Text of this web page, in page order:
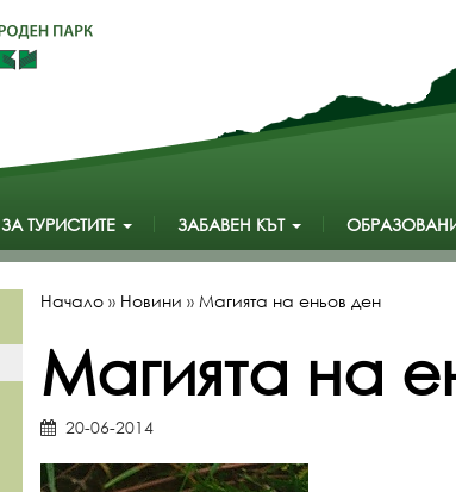
ЗА ТУРИСТИТЕ ЗАБАВЕН КЪТ
Начало» Новини » Магията на еньов ден
Магията на
20-06-2014